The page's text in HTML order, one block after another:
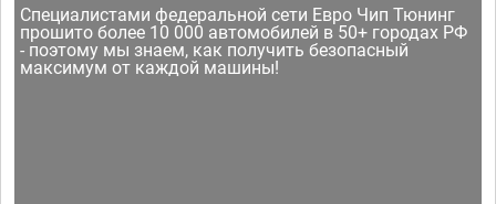
Специалистами федеральной сети Евро Чип Тюнинг
прошито более 10 000 автомобилей в 50+ городах РФ
- поэтому мы знаем, как получить безопасный
максимум от каждой машины!